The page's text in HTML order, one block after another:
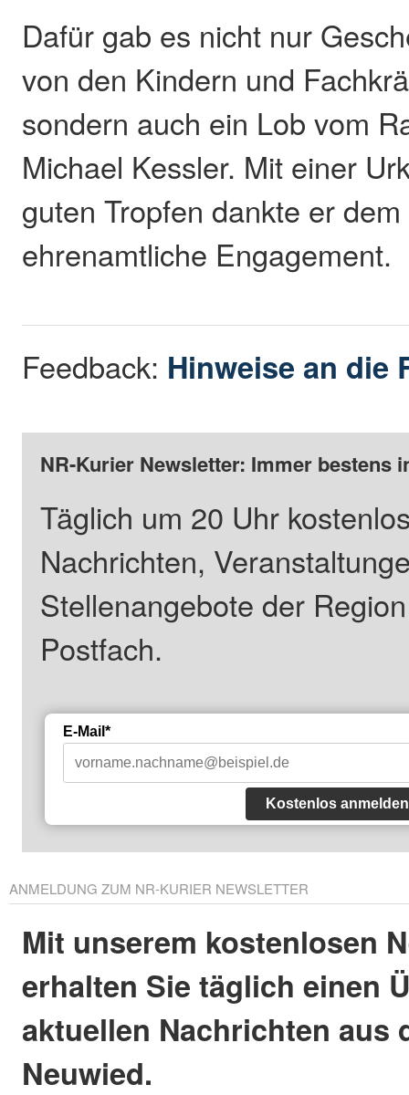
Dafür gab es nicht nur
von den Kindern und
sondern auch ein Lob vom
Michael Kessler. Mit einer
guten Tropfen dankte er dem
ehrenamtliche Engagement.
Feedback: Hinweise an die
NR-Kurier Newsletter: Immer bestens
Täglich um 20 Uhr
Nachrichten,
Stellenangebote der
Postfach.
E-Mail*
Kostenlos anmelden
ANMELDUNG ZUM NR-KURIER NEWSLETTER
Mit unserem kostenlosen
erhalten Sie täglich einen
aktuellen Nachrichten aus
Neuwied.